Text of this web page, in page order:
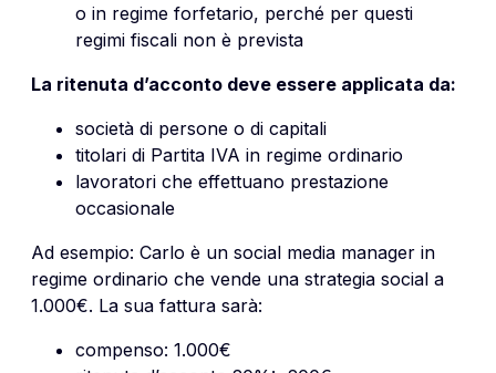
o in regime forfetario, perché per questi
regimi fiscali non è prevista
La ritenuta d’acconto deve essere applicata da:
società di persone o di capitali
titolari di Partita IVA in regime ordinario
lavoratori che effettuano prestazione
occasionale
Ad esempio: Carlo è un social media manager in
regime ordinario che vende una strategia social a
1.000€. La sua fattura sarà:
compenso: 1.000€